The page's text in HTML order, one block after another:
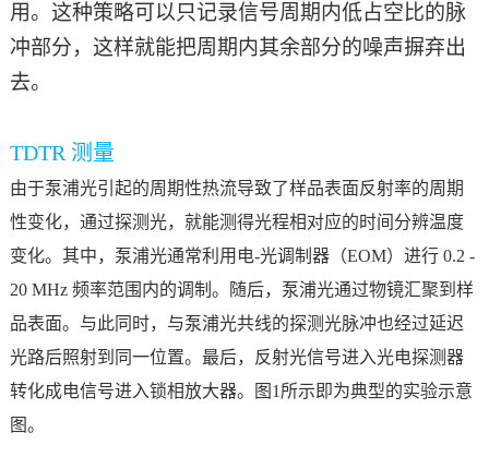
用。这种策略可以只记录信号周期内低占空比的脉
冲部分，这样就能把周期内其余部分的噪声摒弃出
去。
TDTR 测量
由于泵浦光引起的周期性热流导致了样品表面反射率的周期
性变化，通过探测光，就能测得光程相对应的时间分辨温度
变化。其中，泵浦光通常利用电-光调制器（EOM）进行 0.2 -
20 MHz 频率范围内的调制。随后，泵浦光通过物镜汇聚到样
品表面。与此同时，与泵浦光共线的探测光脉冲也经过延迟
光路后照射到同一位置。最后，反射光信号进入光电探测器
转化成电信号进入锁相放大器。图1所示即为典型的实验示意
图。